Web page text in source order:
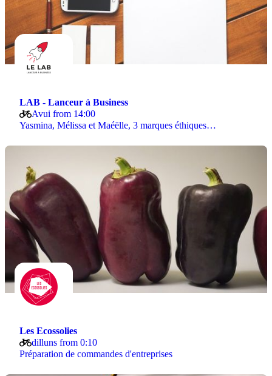
LAB - Lanceur à Business
Avui from 14:00
Yasmina, Mélissa et Maéëlle, 3 marques éthiques…
Les Ecossolies
dilluns from 0:10
Préparation de commandes d'entreprises